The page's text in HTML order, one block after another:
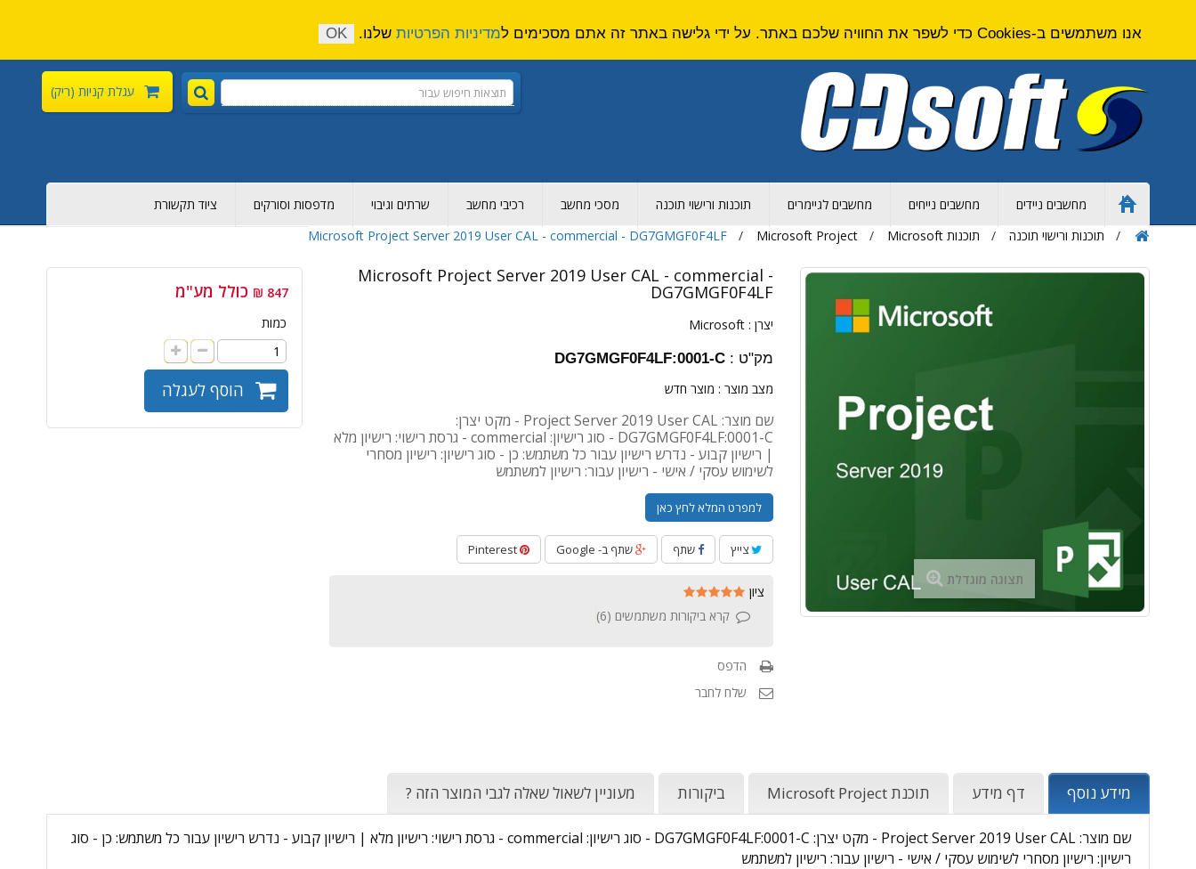
עגלת קניות (ריק)
Home
Page
מחשבים ניידים מחשבים נייחים מחשבים לגיימרים תוכנות ורישוי תוכנה מסכי מחשב רכיבי מחשב שרתים וגיבוי מדפסות וסורקים
ציוד תקשורת
תוכנות ורישוי תוכנה
תוכנות Microsoft Microsoft Project
Microsoft Project Server 2019 User CAL - commercial - DG7GMGF0F4LF
תצוגה מוגדלת
Microsoft Project Server 2019 User CAL - commercial -
DG7GMGF0F4LF
יצרן :Microsoft
מק"ט : DG7GMGF0F4LF:0001-C
מצב מוצר : מוצר חדש
שם מוצר: Project Server 2019 User CAL - מקט יצרן:
DG7GMGF0F4LF:0001-C - סוג רישיון: commercial - גרסת רישוי: רישיון מלא
| רישיון קבוע - נדרש רישיון עבור כל משתמש: כן - סוג רישיון: רישיון מסחרי
לשימוש עסקי / אישי - רישיון עבור: רישיון למשתמש
למפרט המלא לחץ כאן
צייץ שתף שתף ב- Google Pinterest
ציון
קרא ביקורות משתמשים (6
)
הדפס
שלח לחבר
847 ₪ כולל מע"מ
כמות
הוסף לעגלה
מידע נוסף דף מידע תוכנת Microsoft Project ביקורות מעוניין לשאול שאלה לגבי המוצר הזה ?
שם מוצר: Project Server 2019 User CAL - מקט יצרן: DG7GMGF0F4LF:0001-C - סוג רישיון: commercial - גרסת רישוי: רישיון מלא | רישיון קבוע - נדרש רישיון עבור כל משתמש: כן - סוג
רישיון: רישיון מסחרי לשימוש עסקי / אישי - רישיון עבור: רישיון למשתמש
אנו משתמשים ב-Cookies כדי לשפר את החוויה שלכם באתר. על ידי גלישה באתר זה אתם מסכימים ל מדיניות הפרטיות שלנו. OK